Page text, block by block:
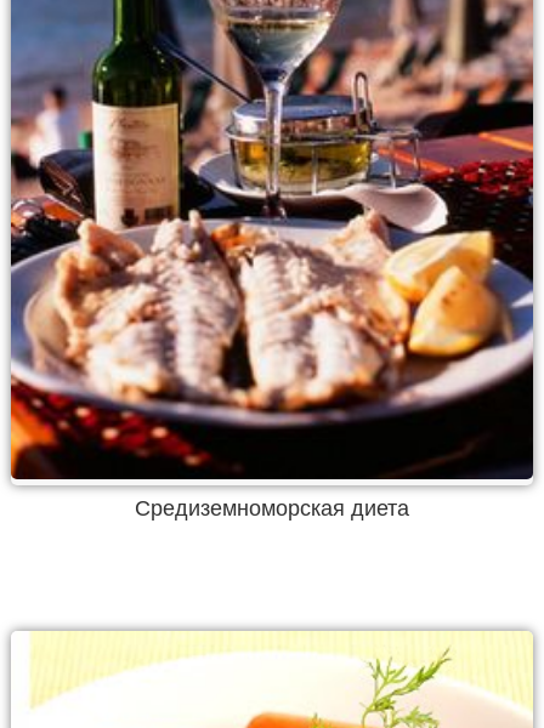
Средиземноморская диета